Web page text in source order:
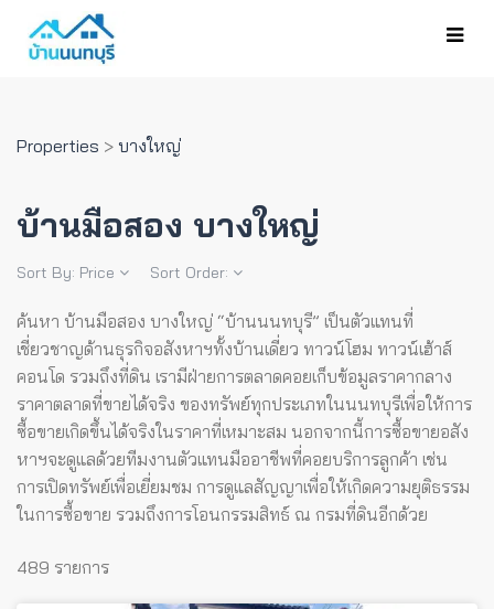
Properties > บางใหญ่
บ้านมือสอง บางใหญ่
Sort By: Price Sort Order:
ค้นหา บ้านมือสอง บางใหญ่ “บ้านนนทบุรี” เป็นตัวแทนที่
เชี่ยวชาญด้านธุรกิจอสังหาฯทั้งบ้านเดี่ยว ทาวน์โฮม ทาวน์เฮ้าส์
คอนโด รวมถึงที่ดิน เรามีฝ่ายการตลาดคอยเก็บข้อมูลราคากลาง
ราคาตลาดที่ขายได้จริง ของทรัพย์ทุกประเภทในนนทบุรีเพื่อให้การ
ซื้อขายเกิดขึ้นได้จริงในราคาที่เหมาะสม นอกจากนี้การซื้อขายอสัง
หาฯจะดูแลด้วยทีมงานตัวแทนมืออาชีพที่คอยบริการลูกค้า เช่น
การเปิดทรัพย์เพื่อเยี่ยมชม การดูแลสัญญาเพื่อให้เกิดความยุติธรรม
ในการซื้อขาย รวมถึงการโอนกรรมสิทธ์ ณ กรมที่ดินอีกด้วย
489 รายการ